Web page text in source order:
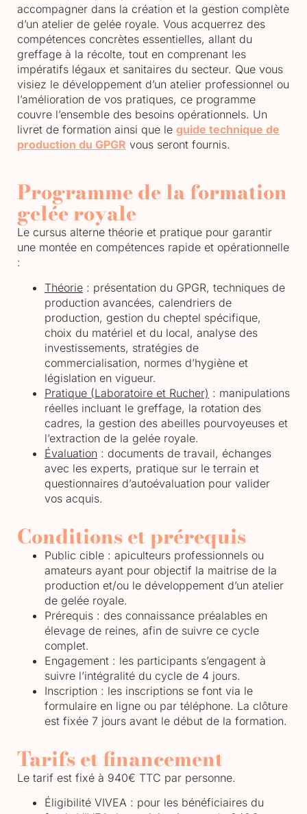
accompagner dans la création et la gestion complète
d’un atelier de gelée royale. Vous acquerrez des
compétences concrètes essentielles, allant du
greffage à la récolte, tout en comprenant les
impératifs légaux et sanitaires du secteur. Que vous
visiez le développement d’un atelier professionnel ou
l’amélioration de vos pratiques, ce programme
couvre l’ensemble des besoins opérationnels. Un
livret de formation ainsi que le guide technique de
production du GPGR vous seront fournis.
Programme de la formation
gelée royale
Le cursus alterne théorie et pratique pour garantir
une montée en compétences rapide et opérationnelle
:
Théorie : présentation du GPGR, techniques de
production avancées, calendriers de
production, gestion du cheptel spécifique,
choix du matériel et du local, analyse des
investissements, stratégies de
commercialisation, normes d’hygiène et
législation en vigueur.
Pratique (Laboratoire et Rucher) : manipulations
réelles incluant le greffage, la rotation des
cadres, la gestion des abeilles pourvoyeuses et
l’extraction de la gelée royale.
Évaluation : documents de travail, échanges
avec les experts, pratique sur le terrain et
questionnaires d’autoévaluation pour valider
vos acquis.
Conditions et prérequis
Public cible : apiculteurs professionnels ou
amateurs ayant pour objectif la maitrise de la
production et/ou le développement d’un atelier
de gelée royale.
Prérequis : des connaissance préalables en
élevage de reines, afin de suivre ce cycle
complet.
Engagement : les participants s’engagent à
suivre l’intégralité du cycle de 4 jours.
Inscription : les inscriptions se font via le
formulaire en ligne ou par téléphone. La clôture
est fixée 7 jours avant le début de la formation.
Tarifs et financement
Le tarif est fixé à 940€ TTC par personne.
Éligibilité VIVEA : pour les bénéficiaires du